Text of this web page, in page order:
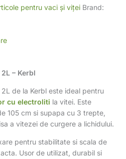
pentru vaci și viței Brand:
– Kerbl
de la Kerbl este ideal pentru
cu electroliti la vitei. Este
105 cm si supapa cu 3 trepte,
a vitezei de curgere a lichidului.
pentru stabilitate si scala de
Usor de utilizat, durabil si